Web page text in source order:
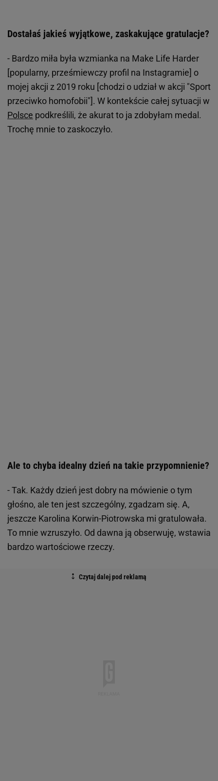
Dostałaś jakieś wyjątkowe, zaskakujące gratulacje?
- Bardzo miła była wzmianka na Make Life Harder
[popularny, prześmiewczy profil na Instagramie] o
mojej akcji z 2019 roku [chodzi o udział w akcji "Sport
przeciwko homofobii"]. W kontekście całej sytuacji w
Polsce podkreślili, że akurat to ja zdobyłam medal.
Trochę mnie to zaskoczyło.
Ale to chyba idealny dzień na takie przypomnienie?
- Tak. Każdy dzień jest dobry na mówienie o tym
głośno, ale ten jest szczególny, zgadzam się. A,
jeszcze Karolina Korwin-Piotrowska mi gratulowała.
To mnie wzruszyło. Od dawna ją obserwuję, wstawia
bardzo wartościowe rzeczy.